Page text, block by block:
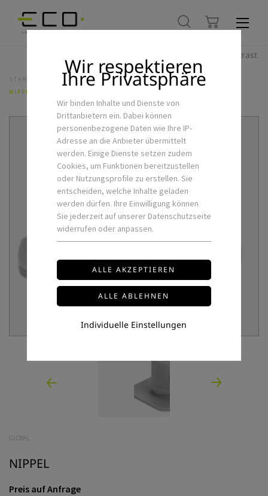
Hoher Kontrast
STARTSEITE LED-SCHIENENSYSTEME
3PH-SCHIENENSYSTEM
NIPPEL
GLOBAL
NIPPEL
Preis auf Anfrage
Wir respektieren
Ihre Privatsphäre
Wir binden Inhalte und Dienste von
Drittanbietern ein. Dabei können
personenbezogene Daten wie Ihre IP-
Adresse an die Anbieter übermittelt
werden. Einige Dienste setzen zudem
Cookies, um Funktionen bereitzustellen
oder Nutzungsprofile zu erstellen. Sie
entscheiden, welche Inhalte geladen
werden dürfen. Ihre Einwilligung können
Sie jederzeit auf unserer Datenschutzseite
widerrufen oder anpassen.
Individuelle Einstellungen